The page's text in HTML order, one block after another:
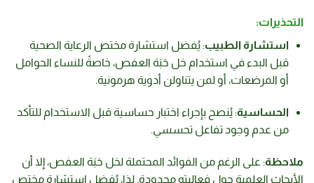
التحذيرات:
استشارة الطبيب: يُفضل استشارة مختص الرعاية الصحية
قبل البدء في استخدام خل حَبَة العفص، خاصةً للنساء الحوامل
أو المرضعات، أو لمن يتناولن أدوية هرمونية.
الحساسية: يُنصح بإجراء اختبار حساسية قبل الاستخدام للتأكد
من عدم وجود تفاعل تحسسي.
ملاحظة: على الرغم من الفوائد المحتملة لخل حَبَة العفص، إلا أن
الأبحاث العلمية حول فعاليته محدودة. لذا، يُفضل استشارة مختص